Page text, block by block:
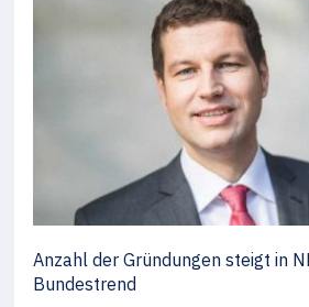
Anzahl der Gründungen steigt in
Bundestrend